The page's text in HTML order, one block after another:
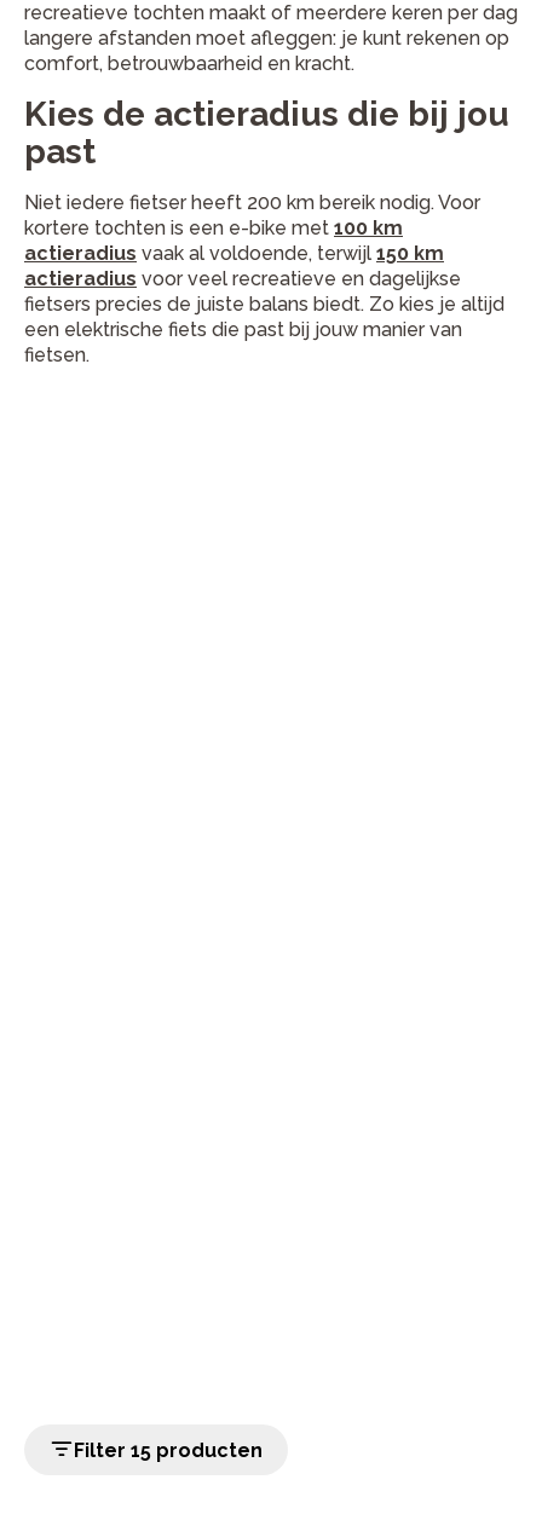
recreatieve tochten maakt of meerdere keren per dag
langere afstanden moet afleggen: je kunt rekenen op
comfort, betrouwbaarheid en kracht.
Kies de actieradius die bij jou
past
Niet iedere fietser heeft 200 km bereik nodig. Voor
kortere tochten is een e-bike met 100 km
actieradius vaak al voldoende, terwijl 150 km
actieradius voor veel recreatieve en dagelijkse
fietsers precies de juiste balans biedt. Zo kies je altijd
een elektrische fiets die past bij jouw manier van
fietsen.
Filter 15 producten